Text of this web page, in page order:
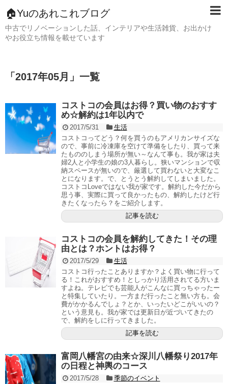
🏠Yuのあれこれブログ
中古でリノベーションした話、インテリアや生活雑貨、お出かけ
やお役立ち情報を載せています
「 2017年05月 」 一覧
コストコの会員はお得？買い物のおすす
め☆解約は1年以内で
2017/5/31
生活
コストコってどう？何を買うのもアメリカンサイズな
ので、事前に冷凍庫を空けて準備をしたり、買って来
たもののしまう場所が無い～なんて事も。我が家は夫
婦2人と小学生の娘の3人暮らし。狭いマンションで収
納スペースが無いので、厳選して買わないと大変なこ
とになります。で、とうとう解約してしまいました。
コストコLoveではない我が家です。解約した今だから
思う事、実際に買って良かったもの、解約したけど行
きたくなったら？をご紹介します。
記事を読む
コストコの会員を解約してきた！その理
由とは？ホントはお得？
2017/5/29
生活
コストコ行ったことありますか？よく買い物に行って
る！これがおすすめ！としっかり活用されてる方いま
すよね。テレビでも芸能人がこんなに買っちゃったー
と特集していたり。一方まだ行ったこと無い方も。会
費がかかるんでしょ？とか、いったいどこがいいの？
という意見も。我が家では更新日が近づいてきたの
で、解約をしに行ってきました。
記事を読む
富岡八幡宮の由来☆深川八幡祭り2017年
の日程と神輿のコース
2017/5/28
季節のイベント